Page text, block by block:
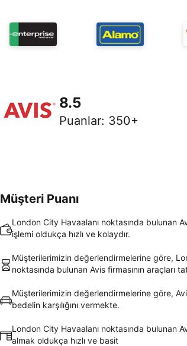
8.5
Puanlar: 350+
Müşteri Puanı
London City Havaalanı noktasında bulunan
işlemi oldukça hızlı ve kolaydır.
Müşterilerimizin değerlendirmelerine göre,
noktasında bulunan Avis firmasının araçları
Müşterilerimizin değerlendirmelerine göre,
bedelin karşılığını vermekte.
London City Havaalanı noktasında bulunan
almak oldukça hızlı ve basit